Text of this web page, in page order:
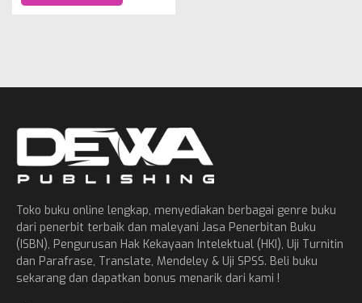
Toko buku online lengkap, menyediakan berbagai genre buku
dari penerbit terbaik dan maleyani Jasa Penerbitan Buku
(ISBN), Pengurusan Hak Kekayaan Intelektual (HKI), Uji Turnitin
dan Parafrase, Translate, Mendeley & Uji SPSS. Beli buku
sekarang dan dapatkan bonus menarik dari kami !